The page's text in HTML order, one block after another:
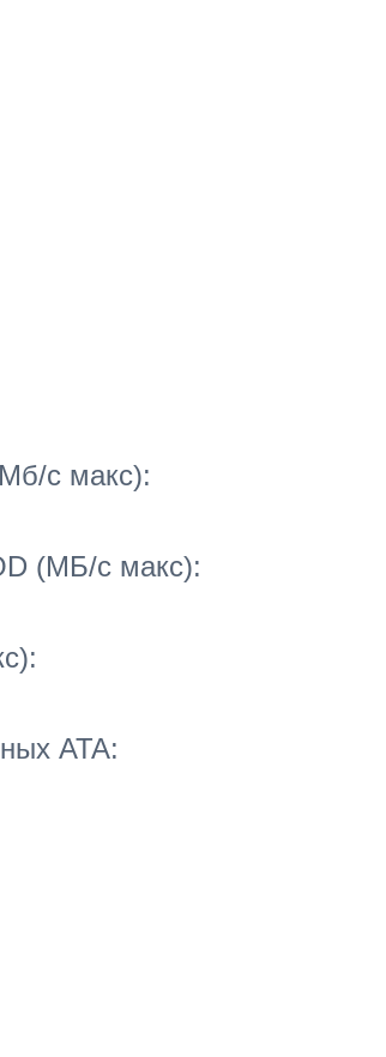
с макс):
(МБ/с макс):
ATA: